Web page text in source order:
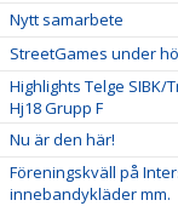
Nytt samarbete
StreetGames under
Highlights Telge SIBK/
Hj18 Grupp F
Nu är den här!
Föreningskväll på
innebandykläder mm.